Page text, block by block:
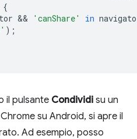
{
&& 'canShare' in
);
il pulsante Condividi su un
su Android, si apre il
Ad esempio, posso